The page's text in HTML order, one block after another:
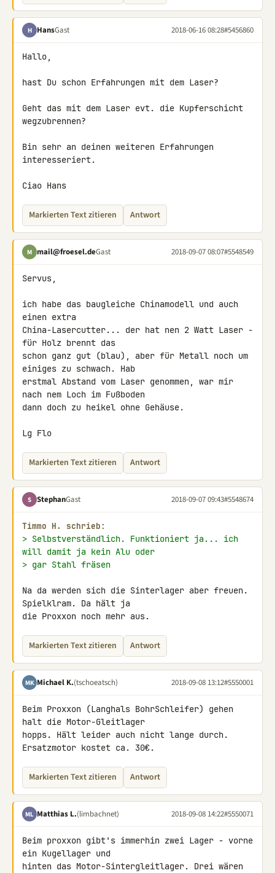
H HansGast 2018-06-16 08:28#5456860
Hallo,
hast Du schon Erfahrungen mit dem Laser?
Geht das mit dem Laser evt. die Kupferschicht
wegzubrennen?
Bin sehr an deinen weiteren Erfahrungen
interesseriert.
Ciao Hans
Markierten Text zitieren Antwort
M mail@froesel.deGast 2018-09-07 08:07#5548549
Servus,
ich habe das baugleiche Chinamodell und auch
einen extra
China-Lasercutter... der hat nen 2 Watt Laser -
für Holz brennt das
schon ganz gut (blau), aber für Metall noch um
einiges zu schwach. Hab
erstmal Abstand vom Laser genommen, war mir
nach nem Loch im Fußboden
dann doch zu heikel ohne Gehäuse.
Lg Flo
Markierten Text zitieren Antwort
S StephanGast 2018-09-07 09:43#5548674
Timmo H. schrieb:
> Selbstverständlich. Funktioniert ja... ich
will damit ja kein Alu oder
> gar Stahl fräsen
Na da werden sich die Sinterlager aber freuen.
Spielklram. Da hält ja
die Proxxon noch mehr aus.
Markierten Text zitieren Antwort
MK Michael K.(tschoeatsch) 2018-09-08 13:12#5550001
Beim Proxxon (Langhals BohrSchleifer) gehen
halt die Motor-Gleitlager
hopps. Hält leider auch nicht lange durch.
Ersatzmotor kostet ca. 30€.
Markierten Text zitieren Antwort
ML Matthias L.(limbachnet) 2018-09-08 14:22#5550071
Beim proxxon gibt's immerhin zwei Lager - vorne
ein Kugellager und
hinten das Motor-Sintergleitlager. Drei wären